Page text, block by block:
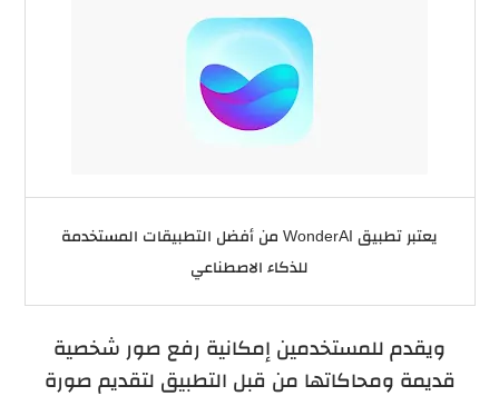
يعتبر تطبيق WonderAI من أفضل التطبيقات المستخدمة
للذكاء الاصطناعي
ويقدم للمستخدمين إمكانية رفع صور شخصية
قديمة ومحاكاتها من قبل التطبيق لتقديم صورة